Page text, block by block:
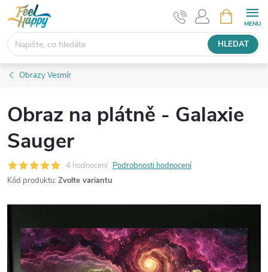
Přejít
na
obsah
HLEDAT
NÁKUPNÍ
KOŠÍK
Obrazy Vesmír
Obraz na plátně - Galaxie
Sauger
4 hodnocení Podrobnosti hodnocení
Kód produktu: Zvolte variantu